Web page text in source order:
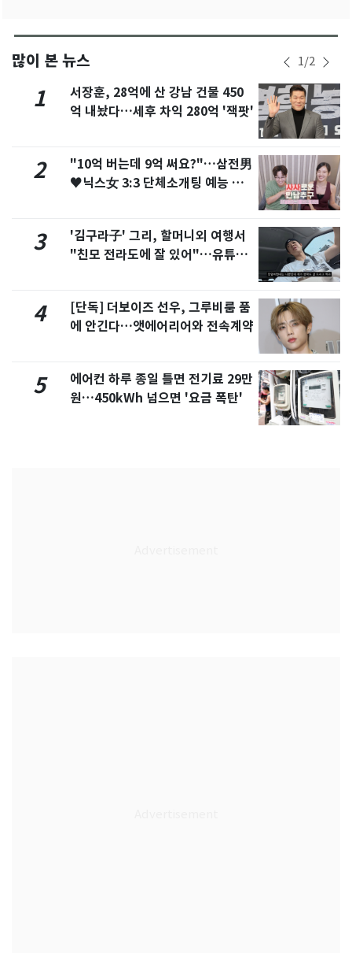
많이 본 뉴스 1/2
1
서장훈, 28억에 산 강남 건물 450
억 내놨다…세후 차익 280억 '잭팟'
2
"10억 버는데 9억 써요?"…삼전男
♥닉스女 3:3 단체소개팅 예능 화
3
'김구라子' 그리, 할머니외 여행서
"친모 전라도에 잘 있어"…유튜브
4
[단독] 더보이즈 선우, 그루비룸 품
에 안긴다…앳에어리어와 전속계약
5
에어컨 하루 종일 틀면 전기료 29만
원…450kWh 넘으면 '요금 폭탄'